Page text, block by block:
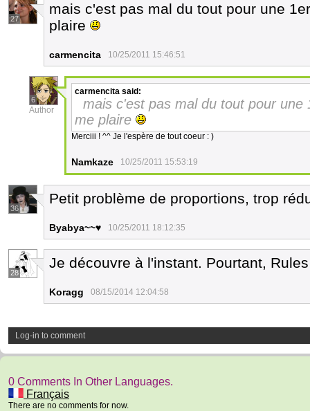
27
mais c'est pas mal du tout pour une
plaire
carmencita 10/25/2011 15:46:51
6
Author
carmencita said:
mais c'est pas mal du tout pour
me plaire
Merciii ! ^^ Je l'espère de tout coeur : )
Namkaze 10/25/2011 15:53:19
36
Petit problème de proportions, trop
Byabya~~♥ 10/25/2011 18:12:35
28
Je découvre à l'instant. Pourtant,
Koragg 08/15/2014 12:04:58
Log-in to comment
0 Comments In Other Languages.
Français
There are no comments for now.